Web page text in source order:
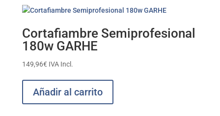
Cortafiambre Semiprofesional
180w GARHE
149,96€ IVA Incl.
Añadir al carrito